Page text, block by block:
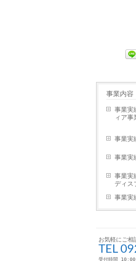
事業内容
事業
ィア事
事業
事業実
事業実
ディス
事業
お気軽にご相
TEL
受付時間